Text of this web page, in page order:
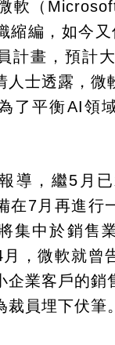
軟（
縮編，如今
計畫，預計
人士透露，微
了平衡AI領
導，繼5月
在7月再進行
集中於銷售
月，微軟就曾
企業客戶的銷
員埋下伏筆。